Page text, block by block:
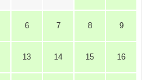
6 7 8 9
13 14 15 16